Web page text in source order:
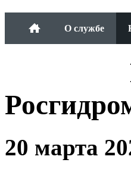
О службе
20 марта